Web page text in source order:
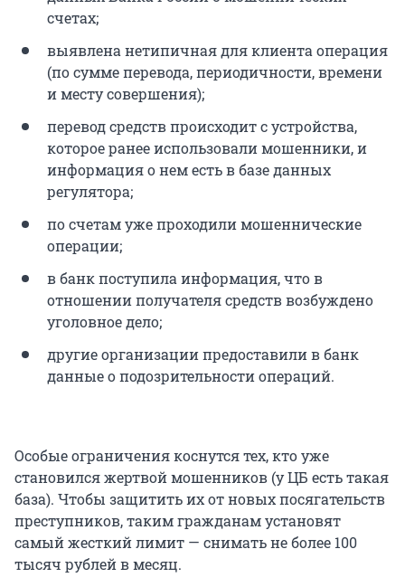
счетах;
выявлена нетипичная для клиента операция
(по сумме перевода, периодичности, времени
и месту совершения);
перевод средств происходит с устройства,
которое ранее использовали мошенники, и
информация о нем есть в базе данных
регулятора;
по счетам уже проходили мошеннические
операции;
в банк поступила информация, что в
отношении получателя средств возбуждено
уголовное дело;
другие организации предоставили в банк
данные о подозрительности операций.
Особые ограничения коснутся тех, кто уже
становился жертвой мошенников (у ЦБ есть такая
база). Чтобы защитить их от новых посягательств
преступников, таким гражданам установят
самый жесткий лимит — снимать не более 100
тысяч рублей в месяц.